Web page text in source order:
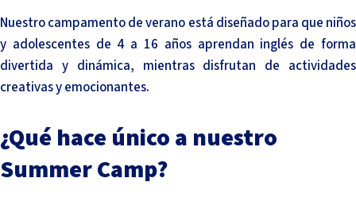
Nuestro campamento de verano está diseñado para que niños
y adolescentes de 4 a 16 años aprendan inglés de forma
divertida y dinámica, mientras disfrutan de actividades
creativas y emocionantes.
¿Qué hace único a nuestro
Summer Camp?